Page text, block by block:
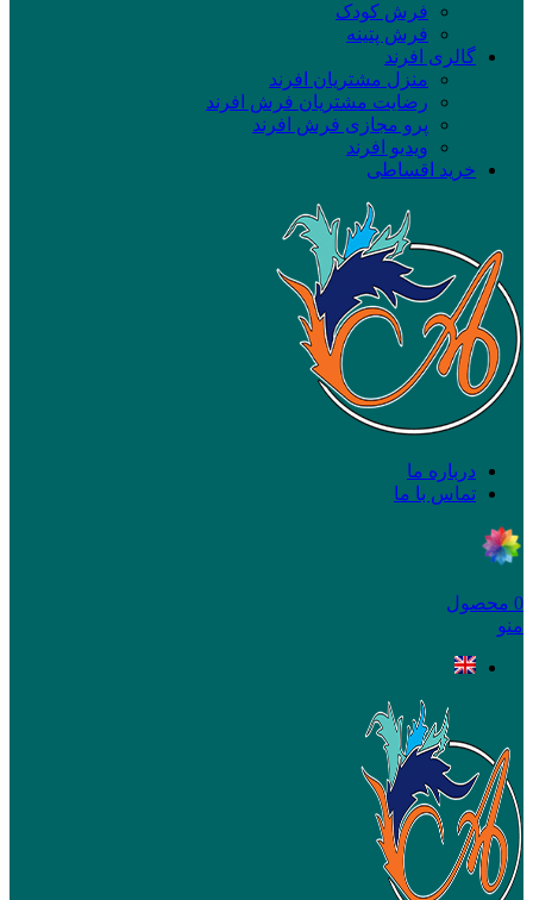
فرش کودک
فرش پتینه
گالری افرند
منزل مشتریان افرند
رضایت مشتریان فرش افرند
پرو مجازی فرش افرند
ویدیو افرند
خرید اقساطی
درباره ما
تماس با ما
0 محصول
منو